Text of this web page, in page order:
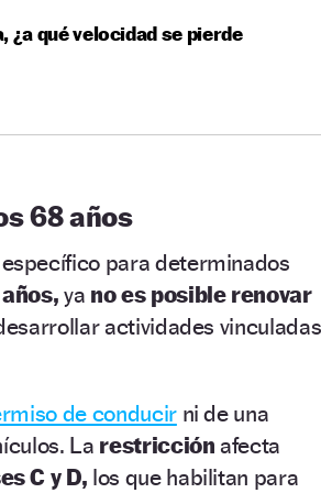
¿a qué velocidad se pierde
68 años
para determinados
ya no es posible renovar
actividades vinculadas
de conducirni de una
La restricciónafecta
C y D, los que habilitan para